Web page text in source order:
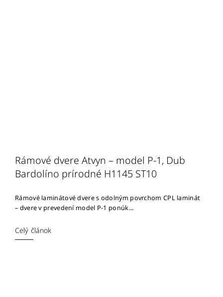
Rámové dvere Atvyn – model P-1, Dub
Bardolíno prírodné H1145 ST10
Rámové laminátové dvere s odolným povrchom CPL laminát
– dvere v prevedení model P-1 ponúk...
Celý článok